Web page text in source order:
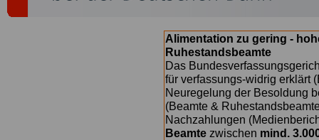
Alimentation zu gering -
Ruhestandsbeamte
Das
für verfassungs-widrig erklärt
Neuregelung der Besoldung
(Beamte &
Nachzahlungen
Beamte zwischen mind.